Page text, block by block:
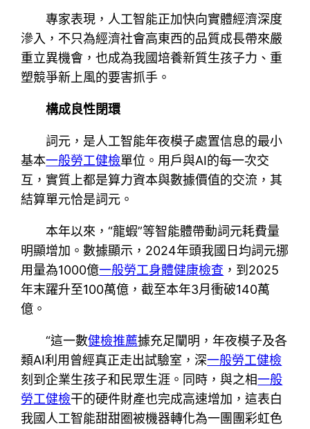
專家表現，人工智能正加快向實體經濟深度
滲入，不只為經濟社會高東西的品質成長帶來嚴
重立異機會，也成為我國培養新質生孩子力、重
塑競爭新上風的要害抓手。
構成良性閉環
詞元，是人工智能年夜模子處置信息的最小
基本一般勞工健檢單位。用戶與AI的每一次交
互，實質上都是算力資本與數據價值的交流，其
結算單元恰是詞元。
本年以來，“龍蝦”等智能體帶動詞元耗費量
明顯增加。數據顯示，2024年頭我國日均詞元挪
用量為1000億一般勞工身體健康檢查 ，到2025
年末躍升至100萬億，截至本年3月衝破140萬
億。
“這一數健檢推薦據充足闡明，年夜模子及各
類AI利用曾經真正走出試驗室，深一般勞工健檢
刻到企業生孩子和民眾生涯。同時，與之相一般
勞工健檢干的硬件財產也完成高速增加，這表白
我國人工智能甜甜圈被機器轉化為一團團彩虹色